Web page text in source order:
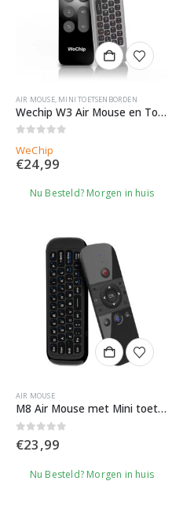
AIR MOUSE, MINI TOETSENBORDEN
Wechip W3 Air Mouse en Toetsenbord
WeChip
€24,99
Nu Besteld? Morgen in huis
AIR MOUSE
M8 Air Mouse met Mini toetsenbord & Voice
0out of 5
€23,99
Nu Besteld? Morgen in huis